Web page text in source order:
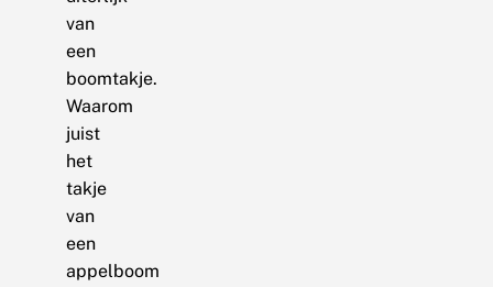
van
een
boomtakje.
Waarom
juist
het
takje
van
een
appelboom